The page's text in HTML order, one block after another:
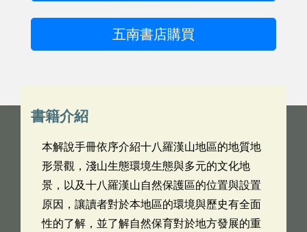
五南書店購買
書籍介紹
本解說手冊依序介紹十八羅漢山地區的地質地
形景觀，淺山生態環境生態與多元的文化地
景，以及十八羅漢山自然保護區的位置與設置
原因，讓讀者對於本地區的環境與歷史有全面
性的了解，並了解自然保育對於地方發展的重